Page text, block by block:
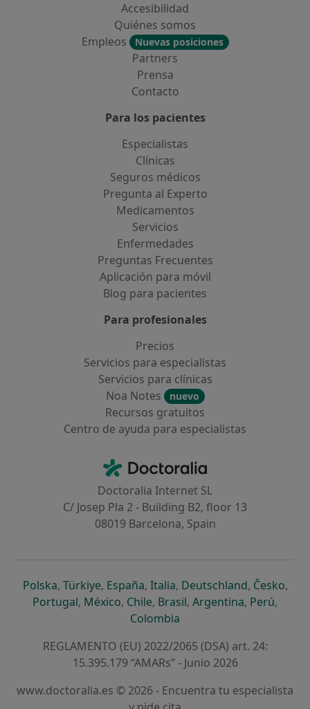
Accesibilidad
Quiénes somos
Empleos
Nuevas posiciones
Partners
Prensa
Contacto
Para los pacientes
Especialistas
Clínicas
Seguros médicos
Pregunta al Experto
Medicamentos
Servicios
Enfermedades
Preguntas Frecuentes
Aplicación para móvil
Blog para pacientes
Para profesionales
Precios
Servicios para especialistas
Servicios para clínicas
Noa Notes
nuevo
Recursos gratuitos
Centro de ayuda para especialistas
Doctoralia - Página de inicio
Doctoralia Internet SL
C/ Josep Pla 2 - Building B2, floor 13
08019 Barcelona, Spain
Polskase abre en una nueva pestaña
, Türkiyese abre en una nueva pestaña
, Españase abre en una nueva pestaña
, Italiase abre en una nueva
, Deutschlandse abre en
, Českose
,
Portugalse abre en una nueva pestaña
, Méxicose abre en una nueva pestaña
, Chilese abre en una nueva pestaña
, Brasilse abre en una nueva
, Argentinase abre en
, Perúse
,
Colombia
REGLAMENTO (EU) 2022/2065 (DSA) art. 24:
15.395.179 “AMARs” - Junio 2026
www.doctoralia.es © 2026 - Encuentra tu especialista